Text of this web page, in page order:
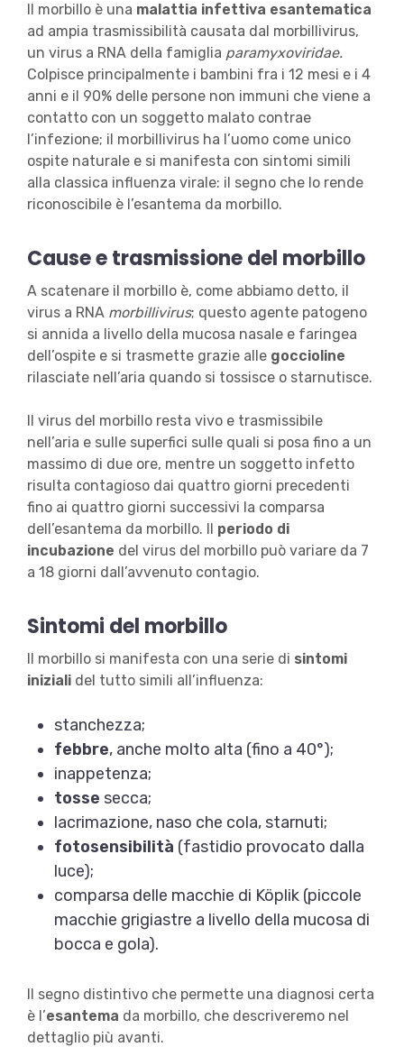
Il morbillo è una malattia infettiva esantematica
ad ampia trasmissibilità causata dal morbillivirus,
un virus a RNA della famiglia paramyxoviridae.
Colpisce principalmente i bambini fra i 12 mesi e i 4
anni e il 90% delle persone non immuni che viene a
contatto con un soggetto malato contrae
l’infezione; il morbillivirus ha l’uomo come unico
ospite naturale e si manifesta con sintomi simili
alla classica influenza virale: il segno che lo rende
riconoscibile è l’esantema da morbillo.
Cause e trasmissione del morbillo
A scatenare il morbillo è, come abbiamo detto, il
virus a RNA morbillivirus; questo agente patogeno
si annida a livello della mucosa nasale e faringea
dell’ospite e si trasmette grazie alle goccioline
rilasciate nell’aria quando si tossisce o starnutisce.
Il virus del morbillo resta vivo e trasmissibile
nell’aria e sulle superfici sulle quali si posa fino a un
massimo di due ore, mentre un soggetto infetto
risulta contagioso dai quattro giorni precedenti
fino ai quattro giorni successivi la comparsa
dell’esantema da morbillo. Il periodo di
incubazione del virus del morbillo può variare da 7
a 18 giorni dall’avvenuto contagio.
Sintomi del morbillo
Il morbillo si manifesta con una serie di sintomi
inizialidel tutto simili all’influenza:
stanchezza;
febbre, anche molto alta (fino a 40°);
inappetenza;
tosse secca;
lacrimazione, naso che cola, starnuti;
fotosensibilità (fastidio provocato dalla
luce);
comparsa delle macchie di Köplik (piccole
macchie grigiastre a livello della mucosa di
bocca e gola).
Il segno distintivo che permette una diagnosi certa
è l’esantema da morbillo, che descriveremo nel
dettaglio più avanti.